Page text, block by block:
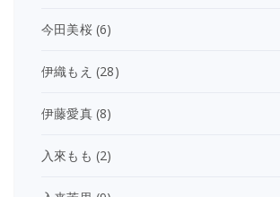
今田美桜(6)
伊織もえ (28)
伊藤愛真(8)
入來もも (2)